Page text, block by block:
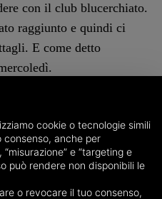
con il club blucerchiato.
raggiunto e quindi ci
E come detto
cookie o tecnologie simili
anche per
e “targeting e
può rendere non disponibili le
o revocare il tuo consenso,